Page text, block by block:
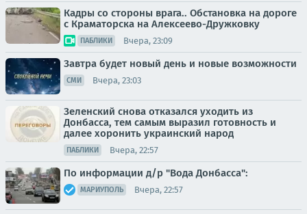
Кадры со стороны врага.. Обстановка на дороге
с Краматорска на Алексеево-Дружковку
ПАБЛИКИ Вчера, 23:09
Завтра будет новый день и новые возможности
СМИ Вчера, 23:03
Зеленский снова отказался уходить из
Донбасса, тем самым выразил готовность и
далее хоронить украинский народ
ПАБЛИКИ Вчера, 22:57
По информации д/р "Вода Донбасса":
МАРИУПОЛЬ Вчера, 22:57